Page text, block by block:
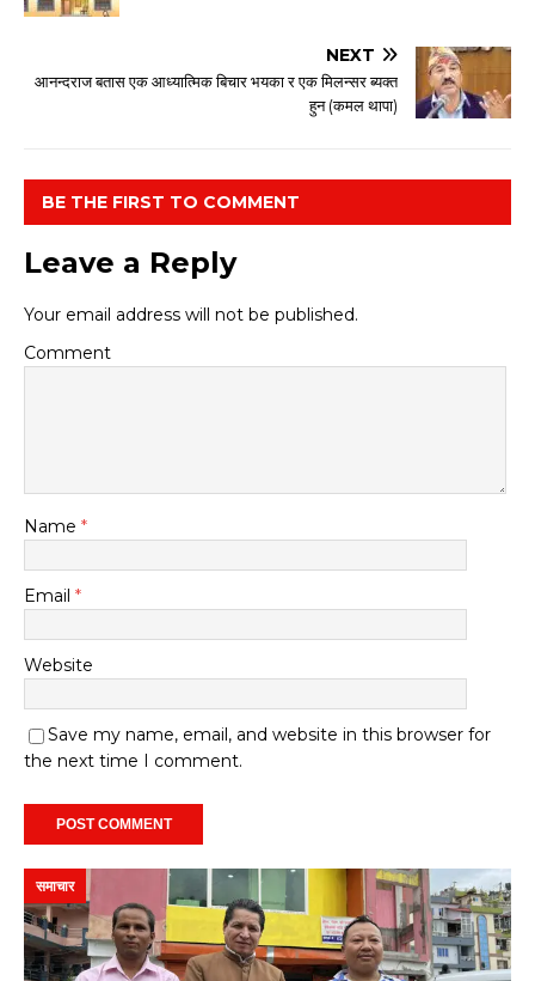
NEXT
आनन्दराज बतास एक आध्यात्मिक बिचार भयका र एक मिलन्सर ब्यक्त
हुन (कमल थापा)
BE THE FIRST TO COMMENT
Leave a Reply
Your email address will not be published.
Comment
Name *
Email *
Website
Save my name, email, and website in this browser for
the next time I comment.
समाचार